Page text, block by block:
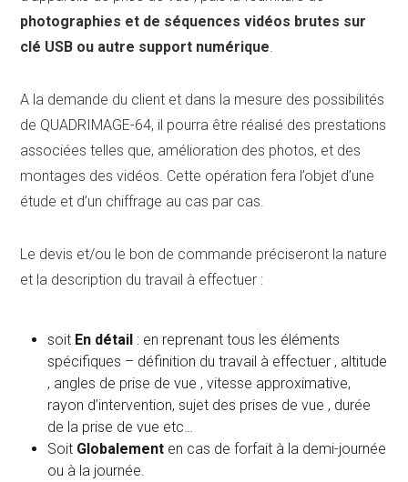
photographies et de séquences vidéos brutes sur
clé USB ou autre support numérique.
A la demande du client et dans la mesure des possibilités
de QUADRIMAGE-64, il pourra être réalisé des prestations
associées telles que, amélioration des photos, et des
montages des vidéos. Cette opération fera l’objet d’une
étude et d’un chiffrage au cas par cas.
Le devis et/ou le bon de commande préciseront la nature
et la description du travail à effectuer :
soit En détail : en reprenant tous les éléments
spécifiques – définition du travail à effectuer , altitude
, angles de prise de vue , vitesse approximative,
rayon d’intervention, sujet des prises de vue , durée
de la prise de vue etc…
Soit Globalement en cas de forfait à la demi-journée
ou à la journée.